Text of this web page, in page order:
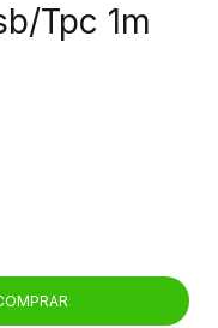
Tpc 1m